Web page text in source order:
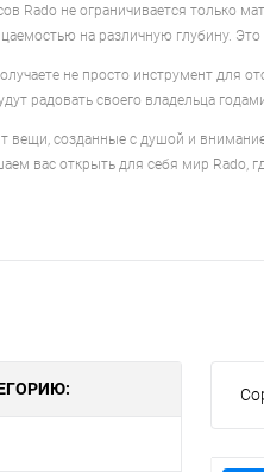
Rado не ограничивается
на различную глубину.
не просто инструмент
радовать своего владельца
вещи, созданные с душой и
вас открыть для себя мир